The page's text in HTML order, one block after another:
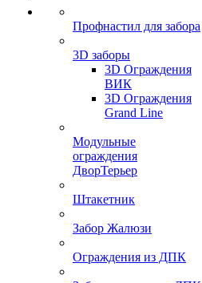
Профнастил для забора
3D заборы
3D Ограждения
ВИК
3D Ограждения
Grand Line
Модульные
ограждения
ДворТерьер
Штакетник
Забор Жалюзи
Ограждения из ДПК